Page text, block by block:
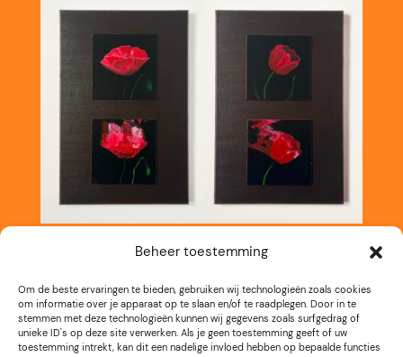
Beheer toestemming
Om de beste ervaringen te bieden, gebruiken wij technologieën zoals cookies
om informatie over je apparaat op te slaan en/of te raadplegen. Door in te
stemmen met deze technologieën kunnen wij gegevens zoals surfgedrag of
unieke ID's op deze site verwerken. Als je geen toestemming geeft of uw
toestemming intrekt, kan dit een nadelige invloed hebben op bepaalde functies